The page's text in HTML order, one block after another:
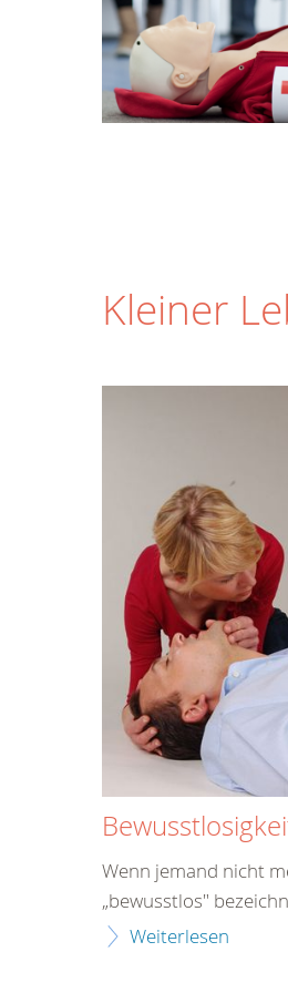
Kleiner
Wenn jemand nicht
„bewusstlos"
Weiterlesen